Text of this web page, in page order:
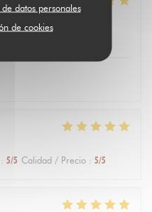
datos personales
de cookies
5/5 Calidad / Precio
: 5/5 Calidad / Precio : 5/5